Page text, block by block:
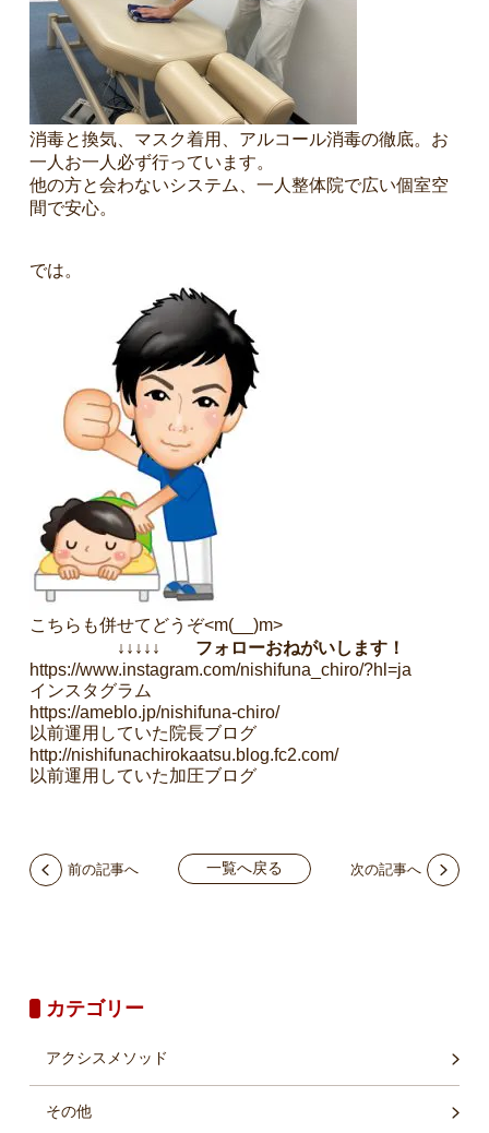
消毒と換気、マスク着用、アルコール消毒の徹底。お
一人お一人必ず行っています。
他の方と会わないシステム、一人整体院で広い個室空
間で安心。
では。
こちらも併せてどうぞ<m(__)m>
↓↓↓↓↓ フォローおねがいします！
https://www.instagram.com/nishifuna_chiro/?hl=ja
インスタグラム
https://ameblo.jp/nishifuna-chiro/
以前運用していた院長ブログ
http://nishifunachirokaatsu.blog.fc2.com/
以前運用していた加圧ブログ
前の記事へ 一覧へ戻る 次の記事へ
カテゴリー
アクシスメソッド
その他